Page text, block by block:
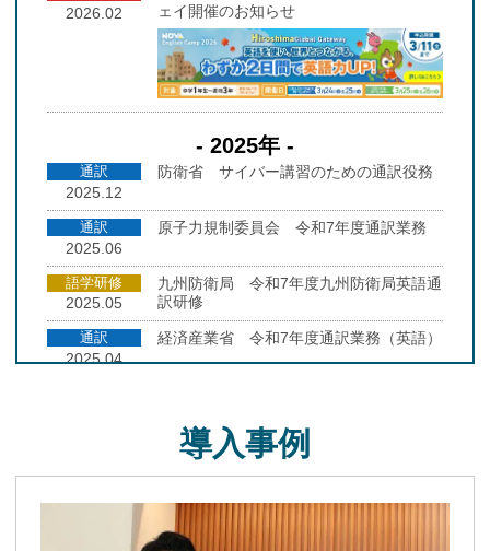
2026.02
ェイ開催のお知らせ
- 2025年 -
通訳
2025.12
防衛省 サイバー講習のための通訳役務
通訳
2025.06
原子力規制委員会 令和7年度通訳業務
語学研修
2025.05
九州防衛局 令和7年度九州防衛局英語通
訳研修
通訳
2025.04
経済産業省 令和7年度通訳業務（英語）
航空自衛隊 幹部学校指揮幕僚課程学生
多国間セミナー
ェブサイトリニューアル
＜公式サイトはこちら＞
導入事例